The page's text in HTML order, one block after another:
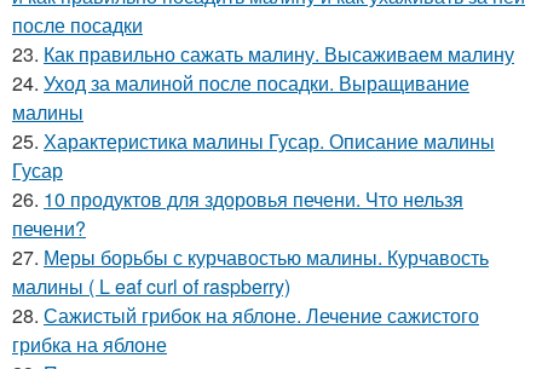
после посадки
23. Как правильно сажать малину. Высаживаем малину
24. Уход за малиной после посадки. Выращивание
малины
25. Характеристика малины Гусар. Описание малины
Гусар
26. 10 продуктов для здоровья печени. Что нельзя
печени?
27. Меры борьбы с курчавостью малины. Курчавость
малины ( L eaf curl of raspberry)
28. Сажистый грибок на яблоне. Лечение сажистого
грибка на яблоне